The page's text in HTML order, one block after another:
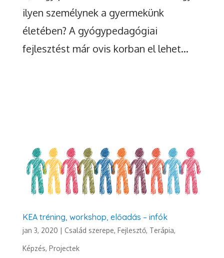
ilyen személynek a gyermekünk
életében? A gyógypedagógiai
fejlesztést már ovis korban el lehet...
KEA tréning, workshop, előadás – infók
jan 3, 2020 | Család szerepe, Fejlesztő, Terápia,
Képzés, Projectek